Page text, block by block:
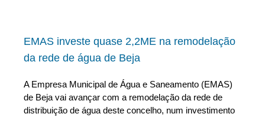
EMAS investe quase 2,2ME na remodelação
da rede de água de Beja
A Empresa Municipal de Água e Saneamento (EMAS)
de Beja vai avançar com a remodelação da rede de
distribuição de água deste concelho, num investimento